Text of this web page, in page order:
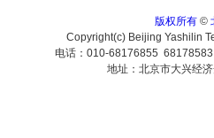
版权所有©
Copyright(c) Beijing Yashilin
电话：010-68176855
地址：北京市大兴经